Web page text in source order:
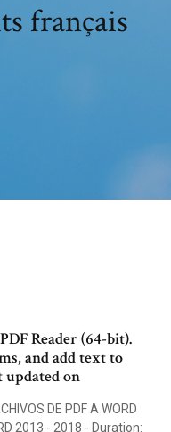
français
Reader (64-bit).
and add text to
updated on
DE PDF A WORD
2013 - 2018 - Duration: